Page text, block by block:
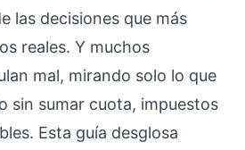
las decisiones que más
reales. Y muchos
mal, mirando solo lo que
sin sumar cuota, impuestos
Esta guía desglosa